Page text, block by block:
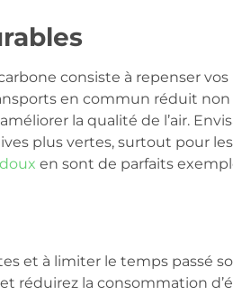
consiste à repenser vos
en commun réduit
la qualité de l’air.
plus vertes, surtout pour
en sont de parfaits
et à limiter le temps passé
réduirez la consommation